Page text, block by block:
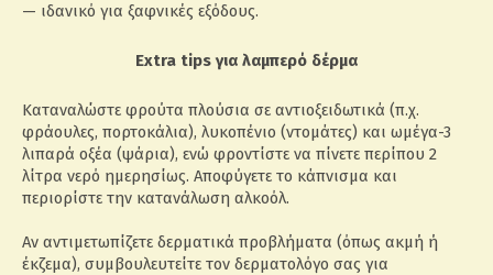
— ιδανικό για ξαφνικές εξόδους.
Extra tips για λαμπερό δέρμα
Καταναλώστε φρούτα πλούσια σε αντιοξειδωτικά (π.χ.
φράουλες, πορτοκάλια), λυκοπένιο (ντομάτες) και ωμέγα-3
λιπαρά οξέα (ψάρια), ενώ φροντίστε να πίνετε περίπου 2
λίτρα νερό ημερησίως. Αποφύγετε το κάπνισμα και
περιορίστε την κατανάλωση αλκοόλ.
Αν αντιμετωπίζετε δερματικά προβλήματα (όπως ακμή ή
έκζεμα), συμβουλευτείτε τον δερματολόγο σας για